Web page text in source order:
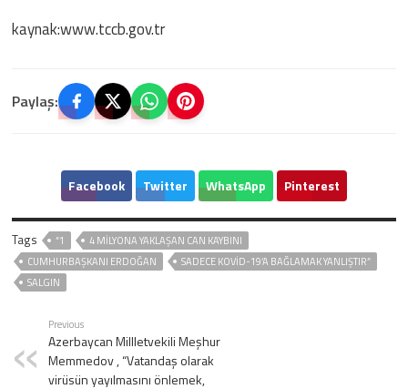
kaynak:www.tccb.gov.tr
Paylaş:
Facebook Twitter WhatsApp Pinterest
Tags “1
4 MİLYONA YAKLAŞAN CAN KAYBINI
CUMHURBAŞKANI ERDOĞAN
SADECE KOVİD-19’A BAĞLAMAK YANLIŞTIR”
SALGIN
Previous
Azerbaycan Millletvekili Meşhur
Memmedov , “Vatandaş olarak
virüsün yayılmasını önlemek,